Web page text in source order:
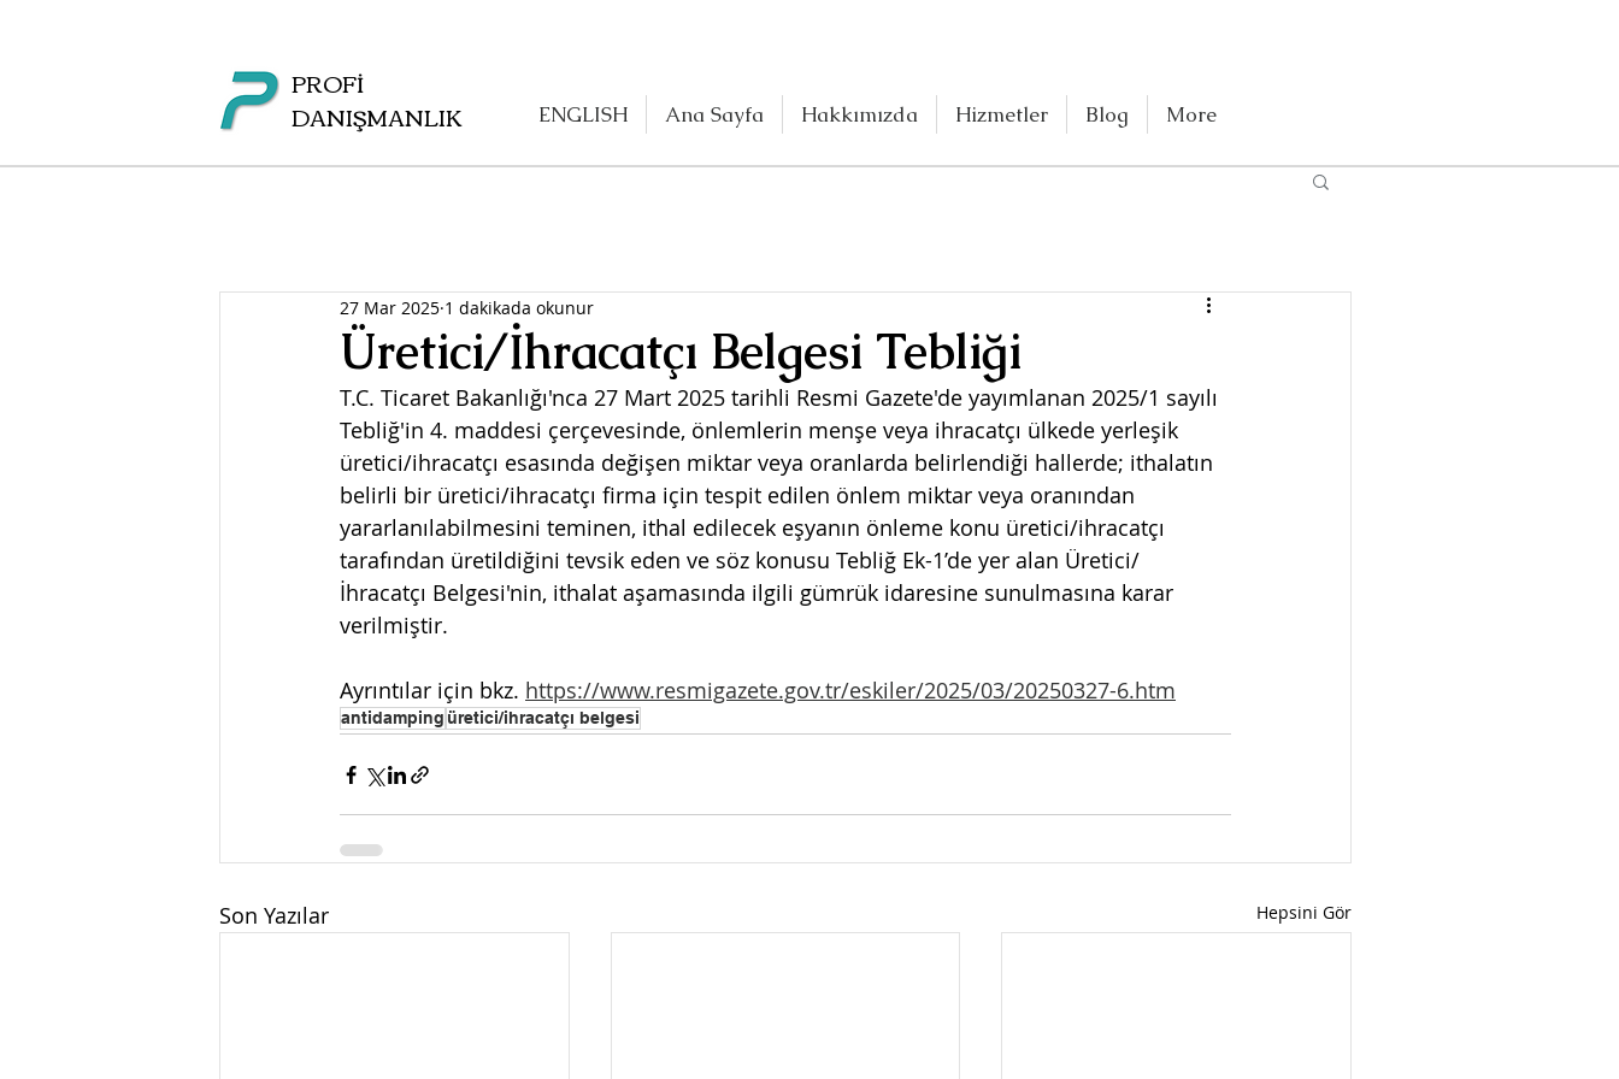
PROFİ
DANIŞMANLIK
ENGLISH Ana Sayfa Hakkımızda Hizmetler Blog More
Üretici/İhracatçı Belgesi Tebliği
27 Mar 2025 1 dakikada okunur
T.C. Ticaret Bakanlığı'nca 27 Mart 2025 tarihli Resmi Gazete'de yayımlanan 2025/1 sayılı
Tebliğ'in 4. maddesi çerçevesinde, önlemlerin menşe veya ihracatçı ülkede yerleşik
üretici/ihracatçı esasında değişen miktar veya oranlarda belirlendiği hallerde; ithalatın
belirli bir üretici/ihracatçı firma için tespit edilen önlem miktar veya oranından
yararlanılabilmesini teminen, ithal edilecek eşyanın önleme konu üretici/ihracatçı
tarafından üretildiğini tevsik eden ve söz konusu Tebliğ Ek-1’de yer alan Üretici/
İhracatçı Belgesi'nin, ithalat aşamasında ilgili gümrük idaresine sunulmasına karar
verilmiştir.
Ayrıntılar için bkz. https://www.resmigazete.gov.tr/eskiler/2025/03/20250327-6.htm
antidamping üretici/ihracatçı belgesi
Son Yazılar Hepsini Gör